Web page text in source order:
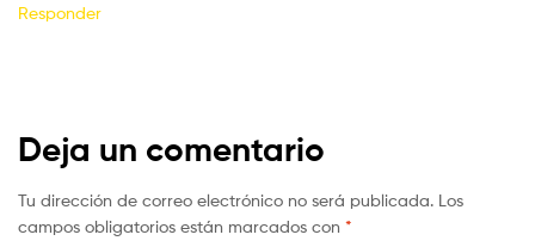
Responder
Deja un comentario
Tu dirección de correo electrónico no será publicada. Los
campos obligatorios están marcados con *